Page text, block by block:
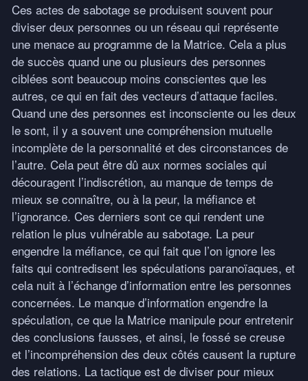
Ces actes de sabotage se produisent souvent pour
diviser deux personnes ou un réseau qui représente
une menace au programme de la Matrice. Cela a plus
de succès quand une ou plusieurs des personnes
ciblées sont beaucoup moins conscientes que les
autres, ce qui en fait des vecteurs d’attaque faciles.
Quand une des personnes est inconsciente ou les deux
le sont, il y a souvent une compréhension mutuelle
incomplète de la personnalité et des circonstances de
l’autre. Cela peut être dû aux normes sociales qui
découragent l’indiscrétion, au manque de temps de
mieux se connaître, ou à la peur, la méfiance et
l’ignorance. Ces derniers sont ce qui rendent une
relation le plus vulnérable au sabotage. La peur
engendre la méfiance, ce qui fait que l’on ignore les
faits qui contredisent les spéculations paranoïaques, et
cela nuit à l’échange d’information entre les personnes
concernées. Le manque d’information engendre la
spéculation, ce que la Matrice manipule pour entretenir
des conclusions fausses, et ainsi, le fossé se creuse
et l’incompréhension des deux côtés causent la rupture
des relations. La tactique est de diviser pour mieux